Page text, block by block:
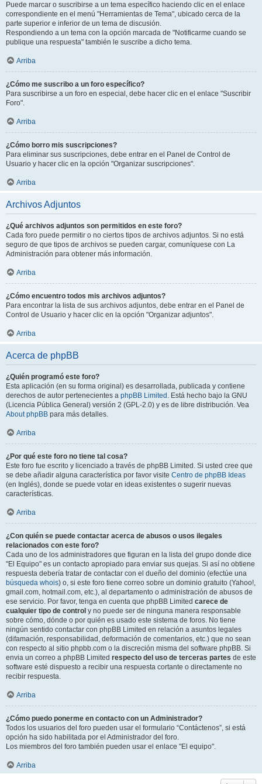
Puede marcar o suscribirse a un tema específico haciendo clic en el enlace
correspondiente en el menú "Herramientas de Tema", ubicado cerca de la
parte superior e inferior de un tema de discusión.
Respondiendo a un tema con la opción marcada de "Notificarme cuando se
publique una respuesta" también le suscribe a dicho tema.
Arriba
¿Cómo me suscribo a un foro específico?
Para suscribirse a un foro en especial, debe hacer clic en el enlace "Suscribir
Foro".
Arriba
¿Cómo borro mis suscripciones?
Para eliminar sus suscripciones, debe entrar en el Panel de Control de
Usuario y hacer clic en la opción "Organizar suscripciones".
Arriba
Archivos Adjuntos
¿Qué archivos adjuntos son permitidos en este foro?
Cada foro puede permitir o no ciertos tipos de archivos adjuntos. Si no está
seguro de que tipos de archivos se pueden cargar, comuníquese con La
Administración para obtener más información.
Arriba
¿Cómo encuentro todos mis archivos adjuntos?
Para encontrar la lista de sus archivos adjuntos, debe entrar en el Panel de
Control de Usuario y hacer clic en la opción "Organizar adjuntos".
Arriba
Acerca de phpBB
¿Quién programó este foro?
Esta aplicación (en su forma original) es desarrollada, publicada y contiene
derechos de autor pertenecientes a phpBB Limited . Está hecho bajo la GNU
(Licencia Pública General) versión 2 (GPL-2.0) y es de libre distribución. Vea
About phpBB para más detalles.
Arriba
¿Por qué este foro no tiene tal cosa?
Este foro fue escrito y licenciado a través de phpBB Limited. Si usted cree que
se debe añadir alguna característica por favor visite Centro de phpBB Ideas
(en Inglés), donde se puede votar en ideas existentes o sugerir nuevas
características.
Arriba
¿Con quién se puede contactar acerca de abusos o usos ilegales
relacionados con este foro?
Cada uno de los administradores que figuran en la lista del grupo donde dice
"El Equipo" es un contacto apropiado para enviar sus quejas. Si así no obtiene
respuesta debería tratar de contactar con el dueño del dominio (efectúe una
búsqueda whois) o, si este foro tiene correo sobre un dominio gratuito (Yahoo!,
gmail.com, hotmail.com, etc.), al departamento o administración de abusos de
ese servicio. Por favor, tenga en cuenta que phpBB Limited carece de
cualquier tipo de control y no puede ser de ninguna manera responsable
sobre cómo, dónde o por quién es usado este sistema de foros. No tiene
ningún sentido contactar con phpBB Limited en relación a asuntos legales
(difamación, responsabilidad, deformación de comentarios, etc.) que no sean
con respecto al sitio phpbb.com o la discreción misma del software phpBB. Si
envia un correo a phpBB Limited respecto del uso de terceras partes de este
software esté dispuesto a recibir una respuesta cortante o directamente no
recibir respuesta.
Arriba
¿Cómo puedo ponerme en contacto con un Administrador?
Todos los usuarios del foro pueden usar el formulario “Contáctenos”, si está
opción ha sido habilitada por el Administrador del foro.
Los miembros del foro también pueden usar el enlace "El equipo".
Arriba